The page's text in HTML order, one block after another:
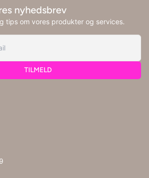
nyhedsbrev
tips om vores produkter og services.
TILMELD